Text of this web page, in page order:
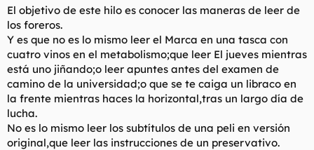
m
a
El objetivo de este hilo es conocer las maneras de leer de
los foreros.
Y es que no es lo mismo leer el Marca en una tasca con
cuatro vinos en el metabolismo;que leer El jueves mientras
está uno jiñando;o leer apuntes antes del examen de
camino de la universidad;o que se te caiga un libraco en
la frente mientras haces la horizontal,tras un largo día de
lucha.
No es lo mismo leer los subtítulos de una peli en versión
original,que leer las instrucciones de un preservativo.